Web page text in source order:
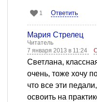
1 Ответить
Мария Стрелец
Читатель
7 января 2013 в 11:24
Светлана,
очень, тоже хочу
что все эти
освоить на